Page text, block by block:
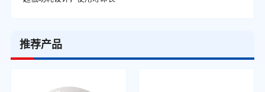
推荐产品